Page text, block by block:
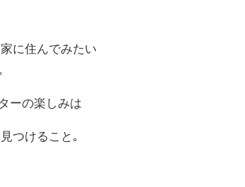
に住んでみたい
ーの楽しみは
つけること｡